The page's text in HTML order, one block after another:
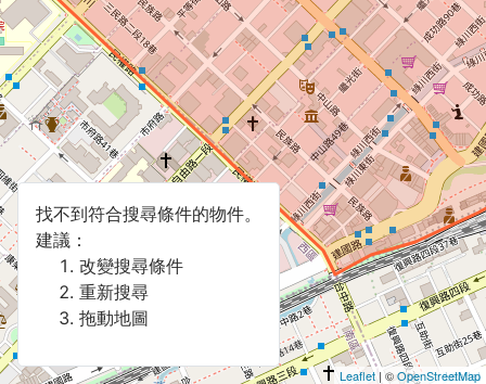
Leaflet
Leaflet | ©OpenStreetMap
找不到符合搜尋條件的物件。
建議：
改變搜尋條件
重新搜尋
拖動地圖